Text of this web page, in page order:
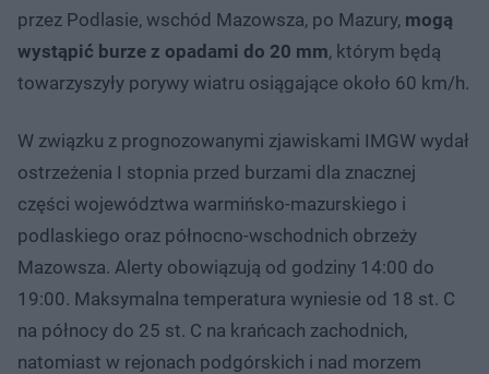
przez Podlasie, wschód Mazowsza, po Mazury, mogą
wystąpić burze z opadami do 20 mm, którym będą
towarzyszyły porywy wiatru osiągające około 60 km/h.
W związku z prognozowanymi zjawiskami IMGW wydał
ostrzeżenia I stopnia przed burzami dla znacznej
części województwa warmińsko-mazurskiego i
podlaskiego oraz północno-wschodnich obrzeży
Mazowsza. Alerty obowiązują od godziny 14:00 do
19:00. Maksymalna temperatura wyniesie od 18 st. C
na północy do 25 st. C na krańcach zachodnich,
natomiast w rejonach podgórskich i nad morzem